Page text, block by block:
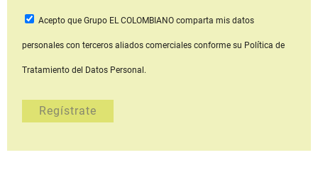
Acepto que Grupo EL COLOMBIANOcomparta mis datos
personales con terceros aliados comerciales conforme su Política de
Tratamiento del Datos Personal.